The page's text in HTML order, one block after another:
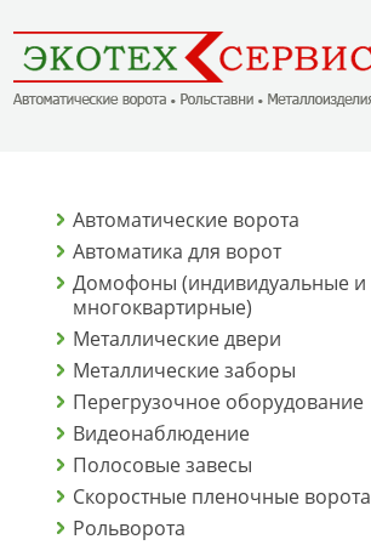
Автоматические ворота
Автоматика для ворот
Домофоны (индивидуальные и
многоквартирные)
Металлические двери
Металлические заборы
Перегрузочное оборудование
Видеонаблюдение
Полосовые завесы
Скоростные пленочные ворота
Рольворота